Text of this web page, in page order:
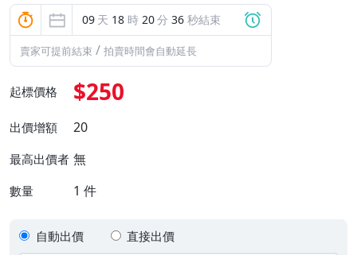
09 天 18 時 20分 35 秒結束
賣家可提前結束 / 拍賣時間會自動延長
起標價格 $250
出價增額 20
最高出價者 無
數量 1 件
自動出價 直接出價